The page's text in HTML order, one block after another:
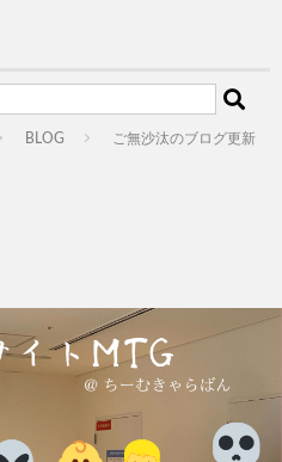
BLOG ご無沙汰のブログ更新